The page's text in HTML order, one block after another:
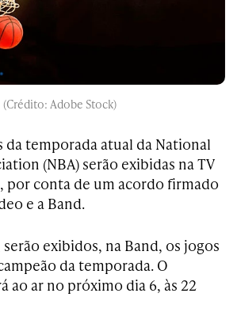
(Crédito: Adobe Stock)
da temporada atual da National
(NBA) serão exibidas na TV
por conta de um acordo firmado
e a Band.
exibidos, na Band, os jogos
da temporada. O
ao ar no próximo dia 6, às 22